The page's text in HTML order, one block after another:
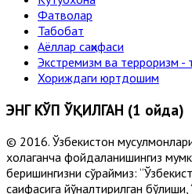
Фатволар
Табобат
Аёллар саҳифаси
Экстремизм ва терроризм -
Хориждаги юртдошим
ЭНГ КЎП ЎҚИЛГАН (1 ойда)
© 2016. Ўзбекистон
хоҳлаганча фойдаланишингиз
беришингизни сўраймиз:
саҳифасига йўналтирилган